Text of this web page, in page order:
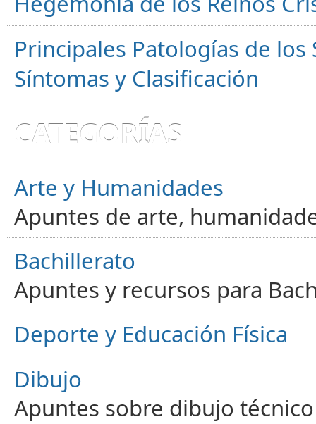
Principales Patologías de
Síntomas y Clasificación
CATEGORÍAS
Arte y Humanidades
Apuntes de arte,
Bachillerato
Apuntes y recursos para
Deporte y Educación Física
Dibujo
Apuntes sobre dibujo